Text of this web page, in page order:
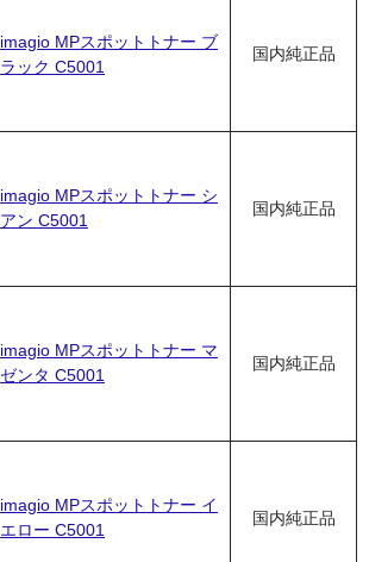
imagio MPスポットトナー ブ
ラック C5001
国内純正品
imagio MPスポットトナー シ
アン C5001
国内純正品
imagio MPスポットトナー マ
ゼンタ C5001
国内純正品
imagio MPスポットトナー イ
エロー C5001
国内純正品